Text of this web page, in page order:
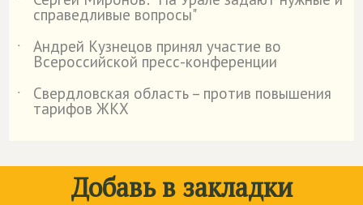
справедливые вопросы"
˙
Андрей Кузнецов принял участие во
Всероссийской пресс-конференции
˙
Свердловская область – против повышения
тарифов ЖКХ
Добавь в закладки